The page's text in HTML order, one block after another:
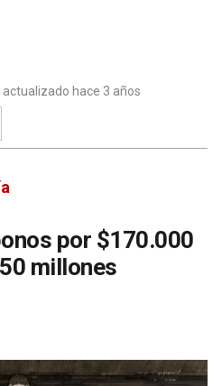
hace 3 años
por $170.000
millones